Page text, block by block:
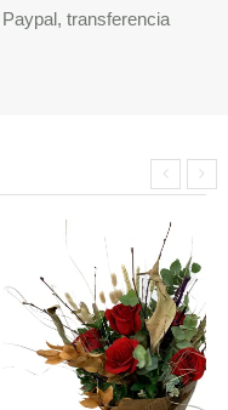
transferencia